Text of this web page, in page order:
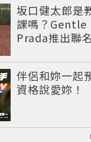
坂口健太郎是
課嗎？
Prada推出聯
伴侶和妳一起
資格說愛妳！